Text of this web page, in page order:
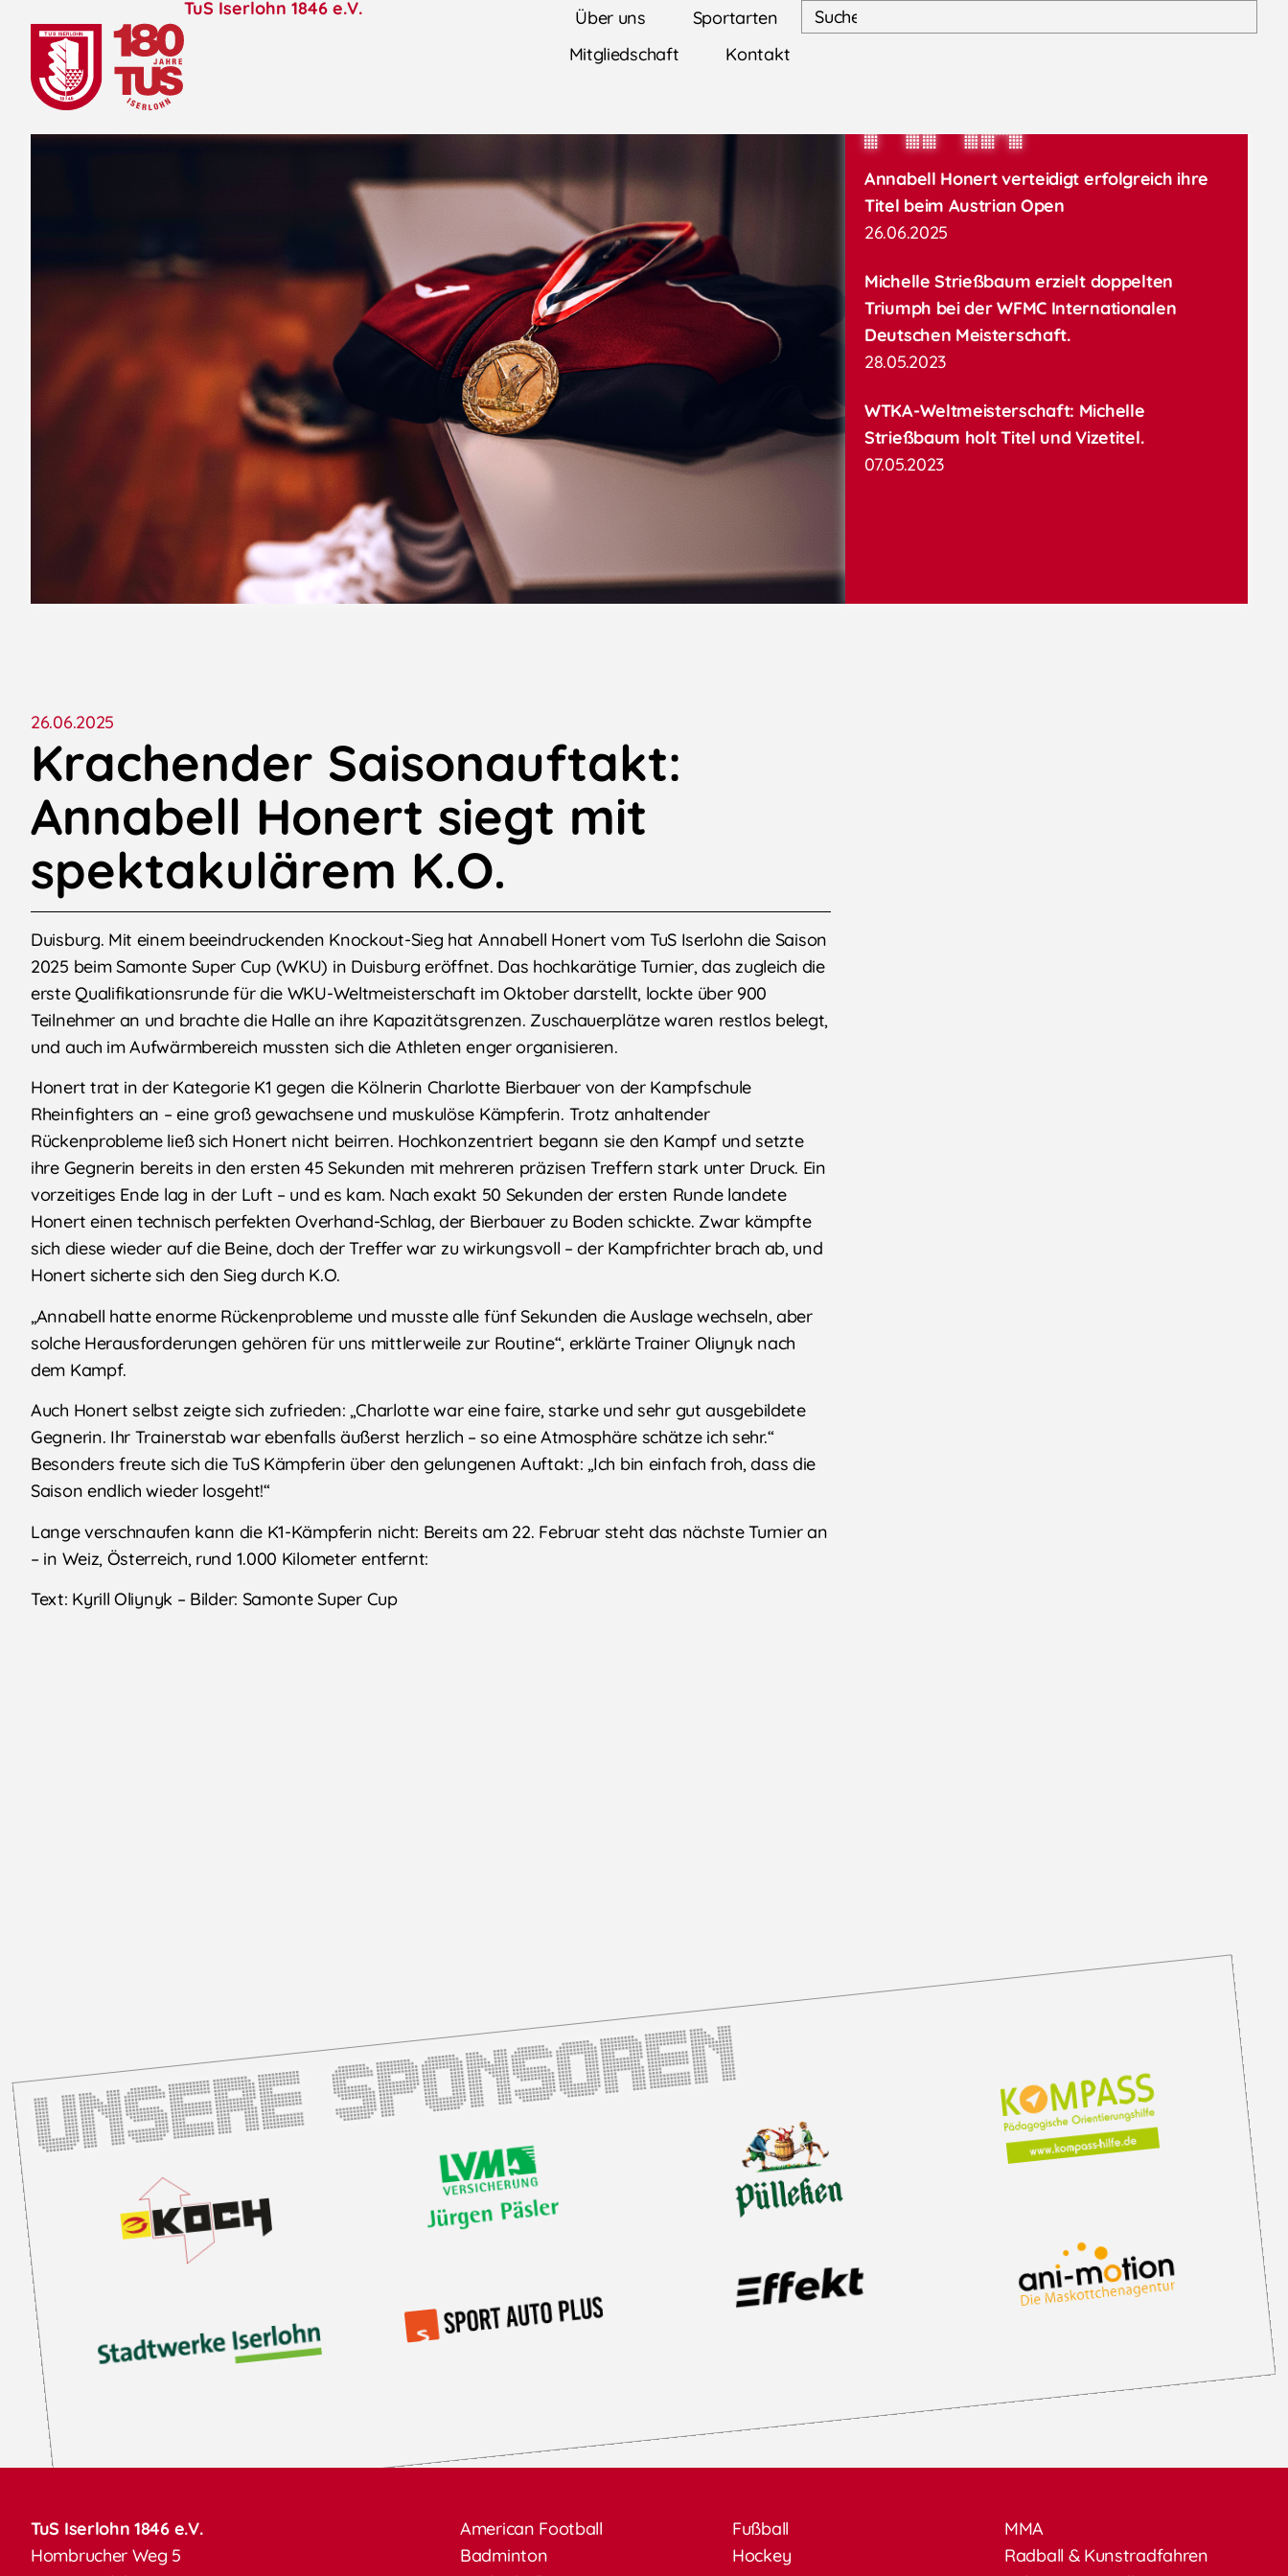
TuS Iserlohn 1846 e.V. Über uns
Sportarten
Mitgliedschaft
Kontakt
MMA
Annabell Honert verteidigt erfolgreich ihre
Titel beim Austrian Open
26.06.2025
Michelle Strießbaum erzielt doppelten
Triumph bei der WFMC Internationalen
Deutschen Meisterschaft.
28.05.2023
WTKA-Weltmeisterschaft: Michelle
Strießbaum holt Titel und Vizetitel.
07.05.2023
26.06.2025
Krachender Saisonauftakt:
Annabell Honert siegt mit
spektakulärem K.O.
Duisburg. Mit einem beeindruckenden Knockout-Sieg hat Annabell Honert vom TuS Iserlohn die Saison
2025 beim Samonte Super Cup (WKU) in Duisburg eröffnet. Das hochkarätige Turnier, das zugleich die
erste Qualifikationsrunde für die WKU-Weltmeisterschaft im Oktober darstellt, lockte über 900
Teilnehmer an und brachte die Halle an ihre Kapazitätsgrenzen. Zuschauerplätze waren restlos belegt,
und auch im Aufwärmbereich mussten sich die Athleten enger organisieren.
Honert trat in der Kategorie K1 gegen die Kölnerin Charlotte Bierbauer von der Kampfschule
Rheinfighters an – eine groß gewachsene und muskulöse Kämpferin. Trotz anhaltender
Rückenprobleme ließ sich Honert nicht beirren. Hochkonzentriert begann sie den Kampf und setzte
ihre Gegnerin bereits in den ersten 45 Sekunden mit mehreren präzisen Treffern stark unter Druck. Ein
vorzeitiges Ende lag in der Luft – und es kam. Nach exakt 50 Sekunden der ersten Runde landete
Honert einen technisch perfekten Overhand-Schlag, der Bierbauer zu Boden schickte. Zwar kämpfte
sich diese wieder auf die Beine, doch der Treffer war zu wirkungsvoll – der Kampfrichter brach ab, und
Honert sicherte sich den Sieg durch K.O.
„Annabell hatte enorme Rückenprobleme und musste alle fünf Sekunden die Auslage wechseln, aber
solche Herausforderungen gehören für uns mittlerweile zur Routine“, erklärte Trainer Oliynyk nach
dem Kampf.
Auch Honert selbst zeigte sich zufrieden: „Charlotte war eine faire, starke und sehr gut ausgebildete
Gegnerin. Ihr Trainerstab war ebenfalls äußerst herzlich – so eine Atmosphäre schätze ich sehr.“
Besonders freute sich die TuS Kämpferin über den gelungenen Auftakt: „Ich bin einfach froh, dass die
Saison endlich wieder losgeht!“
Lange verschnaufen kann die K1-Kämpferin nicht: Bereits am 22. Februar steht das nächste Turnier an
– in Weiz, Österreich, rund 1.000 Kilometer entfernt:
Text: Kyrill Oliynyk – Bilder: Samonte Super Cup
Unsere Sponsoren
TuS Iserlohn 1846 e.V.
Hombrucher Weg 5
American Football
Badminton
Fußball
Hockey
MMA
Radball & Kunstradfahren